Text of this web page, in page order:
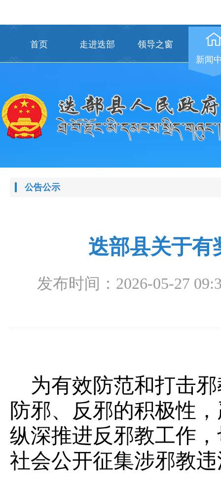
首页 走进迭部
领导之窗
新闻
公告公示
迭部县关于有
发布时间：2026-05-27
为有效防范和打击
防邪、反邪的积极性
纵深推进反邪教工作
社会公开征集涉邪教